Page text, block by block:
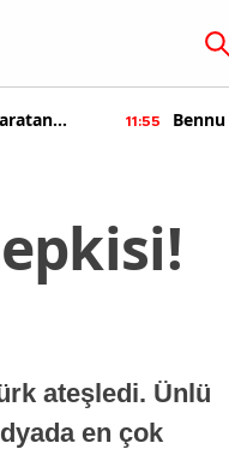
11:55
ateşledi. Ünlü
en çok